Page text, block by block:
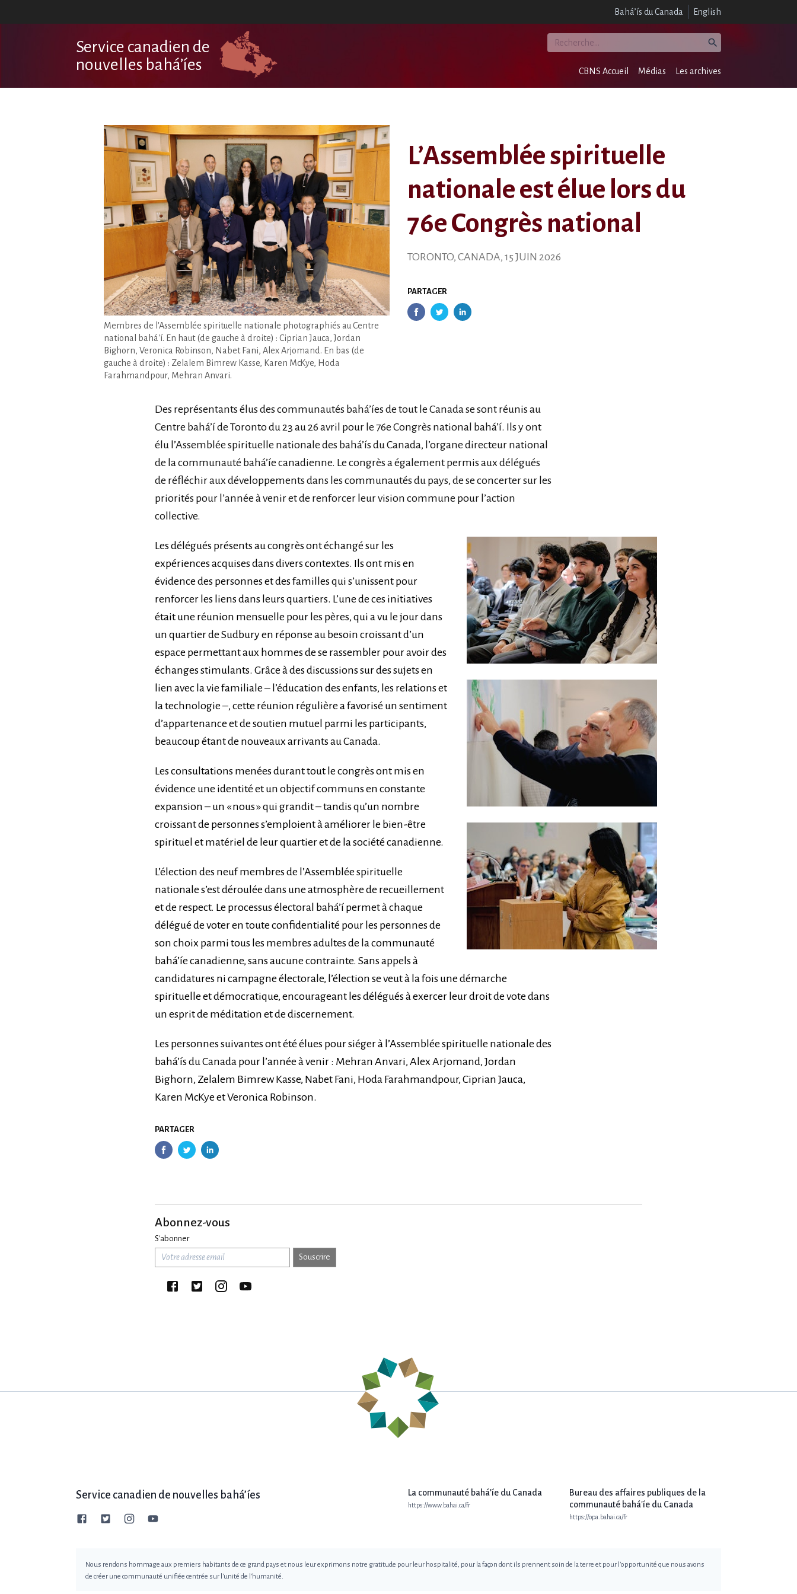
Bahá’ís du Canada English
Service canadien de
nouvelles bahá’íes
CBNS Accueil Médias Les archives
Membres de l'Assemblée spirituelle nationale photographiés au Centre
national bahá'í. En haut (de gauche à droite) : Ciprian Jauca, Jordan
Bighorn, Veronica Robinson, Nabet Fani, Alex Arjomand. En bas (de
gauche à droite) : Zelalem Bimrew Kasse, Karen McKye, Hoda
Farahmandpour, Mehran Anvari.
L’Assemblée spirituelle
nationale est élue lors du
76e Congrès national
TORONTO, CANADA, 15 JUIN 2026
PARTAGER
Des représentants élus des communautés bahá’íes de tout le Canada se sont réunis au
Centre bahá’í de Toronto du 23 au 26 avril pour le 76e Congrès national bahá’í. Ils y ont
élu l’Assemblée spirituelle nationale des bahá’ís du Canada, l’organe directeur national
de la communauté bahá’íe canadienne. Le congrès a également permis aux délégués
de réfléchir aux développements dans les communautés du pays, de se concerter sur les
priorités pour l’année à venir et de renforcer leur vision commune pour l’action
collective.
Les délégués présents au congrès ont échangé sur les
expériences acquises dans divers contextes. Ils ont mis en
évidence des personnes et des familles qui s’unissent pour
renforcer les liens dans leurs quartiers. L’une de ces initiatives
était une réunion mensuelle pour les pères, qui a vu le jour dans
un quartier de Sudbury en réponse au besoin croissant d’un
espace permettant aux hommes de se rassembler pour avoir des
échanges stimulants. Grâce à des discussions sur des sujets en
lien avec la vie familiale – l’éducation des enfants, les relations et
la technologie –, cette réunion régulière a favorisé un sentiment
d’appartenance et de soutien mutuel parmi les participants,
beaucoup étant de nouveaux arrivants au Canada.
Les consultations menées durant tout le congrès ont mis en
évidence une identité et un objectif communs en constante
expansion – un « nous » qui grandit – tandis qu’un nombre
croissant de personnes s’emploient à améliorer le bien-être
spirituel et matériel de leur quartier et de la société canadienne.
L’élection des neuf membres de l’Assemblée spirituelle
nationale s’est déroulée dans une atmosphère de recueillement
et de respect. Le processus électoral bahá’í permet à chaque
délégué de voter en toute confidentialité pour les personnes de
son choix parmi tous les membres adultes de la communauté
bahá’íe canadienne, sans aucune contrainte. Sans appels à
candidatures ni campagne électorale, l’élection se veut à la fois une démarche
spirituelle et démocratique, encourageant les délégués à exercer leur droit de vote dans
un esprit de méditation et de discernement.
Les personnes suivantes ont été élues pour siéger à l’Assemblée spirituelle nationale des
bahá’ís du Canada pour l’année à venir : Mehran Anvari, Alex Arjomand, Jordan
Bighorn, Zelalem Bimrew Kasse, Nabet Fani, Hoda Farahmandpour, Ciprian Jauca,
Karen McKye et Veronica Robinson.
PARTAGER
Abonnez-vous
S'abonner
Service canadien de nouvelles bahá’íes La communauté bahá’íe du Canada
https://www.bahai.ca/fr
Bureau des affaires publiques de la
communauté bahá'íe du Canada
https://opa.bahai.ca/fr
Nous rendons hommage aux premiers habitants de ce grand pays et nous leur exprimons notre gratitude pour leur hospitalité, pour la façon dont ils prennent soin de la terre et pour l'opportunité que nous avons
de créer une communauté unifiée centrée sur l'unité de l'humanité.